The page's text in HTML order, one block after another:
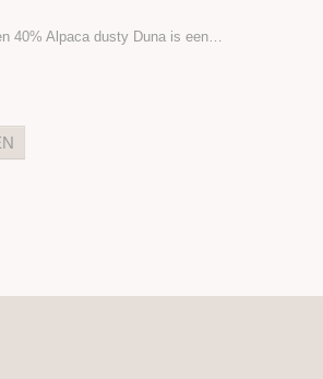
40% Alpaca dusty Duna is een…